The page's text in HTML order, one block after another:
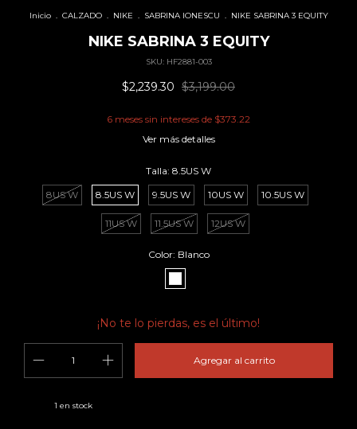
Inicio . CALZADO . NIKE . SABRINA IONESCU . NIKE SABRINA 3 EQUITY
NIKE SABRINA 3 EQUITY
SKU: HF2881-003
$2,239.30 $3,199.00
6 meses sin intereses de $373.22
Ver más detalles
Talla: 8.5US W
8US W
8.5US W 9.5US W 10US W 10.5US W
11US W 11.5US W 12US W
Color: Blanco
¡No te lo pierdas, es el último!
1 en stock